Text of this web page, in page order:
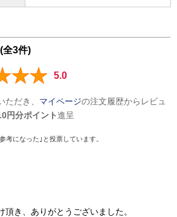
全3件)
5.0
だき、 マイページの注文履歴からレビュ
円分ポイント進呈
考になった｣と投票しています。
き、ありがとうございました。